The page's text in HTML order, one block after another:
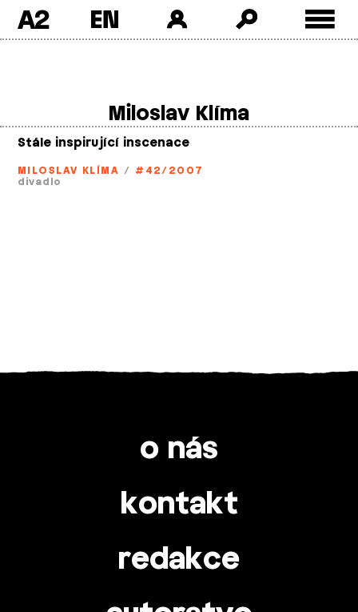
A2
Miloslav Klíma
Stále inspirující inscenace
MILOSLAV KLÍMA / #42/2007
divadlo
o nás
kontakt
redakce